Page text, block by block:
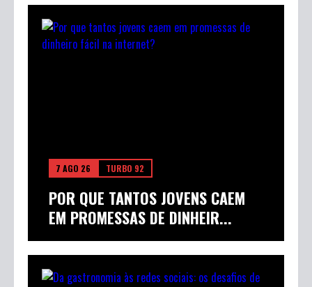
7 AGO 26 TURBO 92
POR QUE TANTOS JOVENS CAEM
EM PROMESSAS DE DINHEIR...